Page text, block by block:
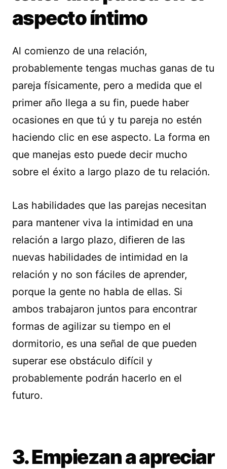
aspecto íntimo
Al comienzo de una relación,
probablemente tengas muchas ganas de tu
pareja físicamente, pero a medida que el
primer año llega a su fin, puede haber
ocasiones en que tú y tu pareja no estén
haciendo clic en ese aspecto. La forma en
que manejas esto puede decir mucho
sobre el éxito a largo plazo de tu relación.
Las habilidades que las parejas necesitan
para mantener viva la intimidad en una
relación a largo plazo, difieren de las
nuevas habilidades de intimidad en la
relación y no son fáciles de aprender,
porque la gente no habla de ellas. Si
ambos trabajaron juntos para encontrar
formas de agilizar su tiempo en el
dormitorio, es una señal de que pueden
superar ese obstáculo difícil y
probablemente podrán hacerlo en el
futuro.
3. Empiezan a apreciar